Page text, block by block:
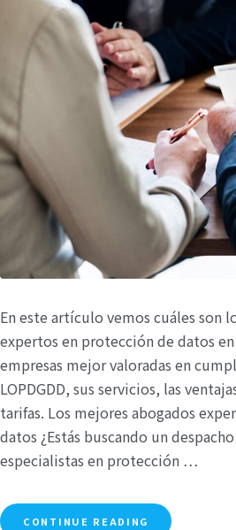
En este artículo vemos cuáles son
expertos en protección de datos en
empresas mejor valoradas en
LOPDGDD, sus servicios, las
tarifas. Los mejores abogados
datos ¿Estás buscando un
especialistas en protección …
CONTINUE READING